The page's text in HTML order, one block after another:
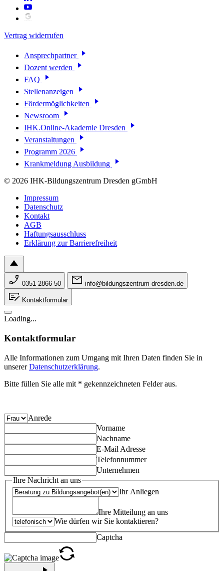
Vertrag widerrufen
Ansprechpartner
Dozent werden
FAQ
Stellenanzeigen
Fördermöglichkeiten
Newsroom
IHK.Online-Akademie Dresden
Veranstaltungen
Programm 2026
Krankmeldung Ausbildung
© 2026 IHK-Bildungszentrum Dresden gGmbH
Impressum
Datenschutz
Kontakt
AGB
Haftungsausschluss
Erklärung zur Barrierefreiheit
0351 2866-50 info@bildungszentrum-dresden.de
Kontaktformular
Loading...
Kontaktformular
Alle Informationen zum Umgang mit Ihren Daten finden Sie in
unsererDatenschutzerklärung.
Bitte füllen Sie alle mit * gekennzeichneten Felder aus.
Anrede
Vorname
Nachname
E-Mail Adresse
Telefonnummer
Unternehmen
Ihre Nachricht an uns
Ihr Anliegen
Ihre Mitteilung an uns
Wie dürfen wir Sie kontaktieren?
Captcha